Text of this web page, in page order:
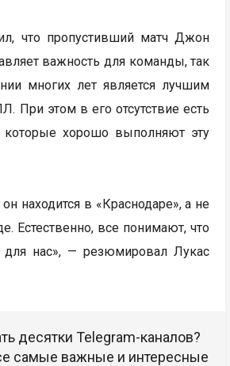
что пропустивший матч Джон
важность для команды, так
многих лет является лучшим
При этом в его отсутствие есть
которые хорошо выполняют эту
находится в «Краснодаре», а не
Естественно, все понимают, что
для нас», — резюмировал Лукас
десятки Telegram-каналов?
самые важные и интересные